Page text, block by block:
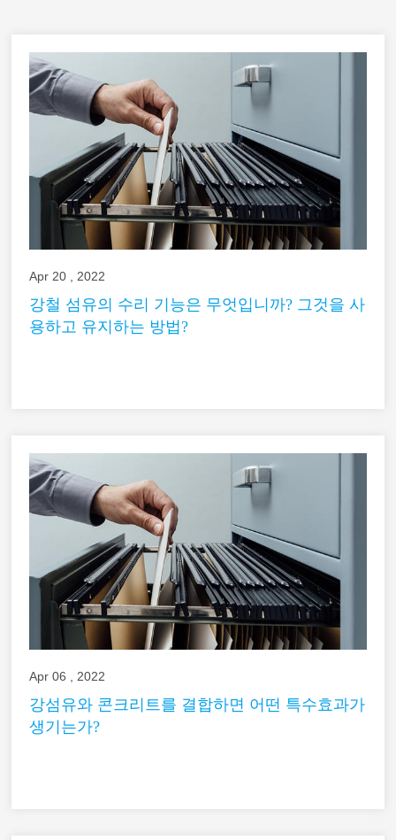
Apr 20 , 2022
강철 섬유의 수리 기능은 무엇입니까? 그것을 사
용하고 유지하는 방법?
Apr 06 , 2022
강섬유와 콘크리트를 결합하면 어떤 특수효과가
생기는가?